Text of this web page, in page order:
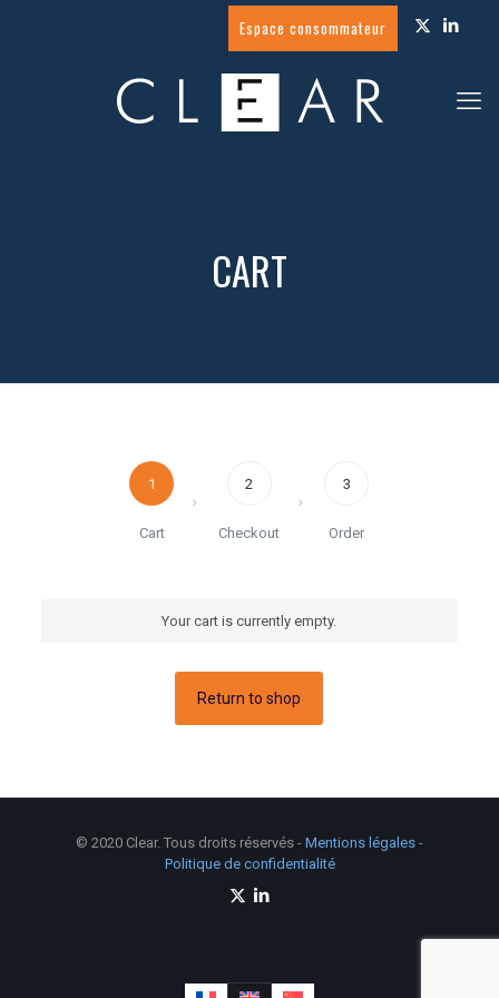
Espace consommateur
CART
1
Cart
2
Checkout
3
Order
Your cart is currently empty.
Return to shop
© 2020 Clear. Tous droits réservés - Mentions légales -
Politique de confidentialité